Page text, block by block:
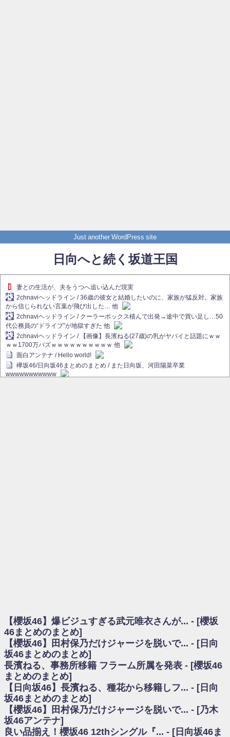
Just another WordPress site
日向へと続く坂道王国
妻との生活が、夫をうつへ追い込んだ現実
2chnaviヘッドライン / 36歳の彼女と結婚したいのに、家族が猛反対。家族
から信じられない言葉が飛び出した… 他
2chnaviヘッドライン / クーラーボックス積んで出発→途中で買い足し…50
代公務員の“ドライブ”が地獄すぎた 他
2chnaviヘッドライン / 【画像】長濱ねる(27歳)の乳がヤバイと話題にｗｗ
ｗｗ1700万バズｗｗｗｗｗｗｗｗｗｗ 他
面白アンテナ / Hello world!
欅坂46/日向坂46まとめのまとめ / また日向坂、河田陽菜卒業
wwwwwwwwwww
日向坂46まとめのまとめ / 【日向坂46】富田鈴花1st写真集、発売記念記者
会見の模様がこちら！
乃木坂欅坂まとめのまとめ / 【日向坂46】河田陽菜卒業の影響、ガチでデ
カそう...
欅坂あんてな ～欅坂46のニュース・情報・話題をピックアップ / れなッ
ピーズ集結！櫻坂46守屋麗奈×遠藤理子、8/6「ラヴィット！」水曜スタジオ出
演決定
欅坂/日向坂46まとめのまとめ / 【櫻坂46】田村保乃だけジャージを脱いで
いた理由
日向坂46まとめのまとめ / 【日向坂46】若林さん「笑えないぐらい師匠だ
から」佐々木久美と卒業後初の共演の様子がこちら！【激レアさん】
日向坂46まとめのまとめ / 【元日向坂46】情報解禁前で言えない！？丹生
ちゃん、メンバーと会った模様
【櫻坂46】爆ビジュすぎる武元唯衣さんが... - [櫻坂
46まとめのまとめ]
【櫻坂46】田村保乃だけジャージを脱いで... - [日向
坂46まとめのまとめ]
長濱ねる、事務所移籍 フラーム所属を発表 - [櫻坂46
まとめのまとめ]
【日向坂46】長濱ねる、種花から移籍しフ... - [日向
坂46まとめのまとめ]
【櫻坂46】田村保乃だけジャージを脱いで... - [乃木
坂46アンテナ]
良い品揃え！櫻坂46 12thシングル『... - [日向坂46ま